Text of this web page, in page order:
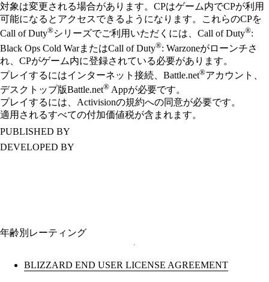
対象は変更される場合があります。CPはゲーム内でCPが利用
可能になるとアクセスできるようになります。これらのCPを
Call of Duty®シリーズでご利用いただくには、Call of Duty®:
Black Ops Cold WarまたはCall of Duty®: Warzoneがローンチさ
れ、CPがゲーム内に登録されている必要があります。
プレイするにはインターネット接続、Battle.net®アカウント、
デスクトップ版Battle.net® Appが必要です。
プレイするには、Activisionの規約への同意が必要です。
適用されるすべての付加価値税が含まれます。
PUBLISHED BY
DEVELOPED BY
年齢別レーティング
BLIZZARD END USER LICENSE AGREEMENT